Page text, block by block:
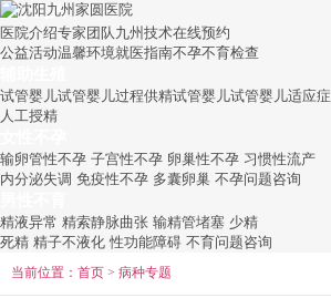
关于九州
医院介绍专家团队九州技术在线预约
公益活动温馨环境就医指南不孕不育检查
试管婴儿试管婴儿过程供精试管婴儿试管婴儿适应症
人工授精
输卵管性不孕 子宫性不孕 卵巢性不孕 习惯性流产
内分泌失调 免疫性不孕 多囊卵巢 不孕问题咨询
精液异常 精索静脉曲张 输精管堵塞 少精
死精 精子不液化 性功能障碍 不育问题咨询
当前位置： 首页> 病种专题